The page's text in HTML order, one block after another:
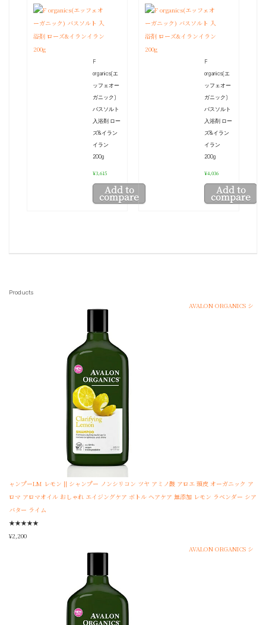
F
organics(エ
ッフェオー
ガニック)
バスソルト
入浴剤 ロー
ズ&イラン
イラン
200g
¥3,615
Add to
compare
F
organics(エ
ッフェオー
ガニック)
バスソルト
入浴剤 ロー
ズ&イラン
イラン
200g
¥4,036
Add to
compare
Products
AVALON ORGANICS シ
ャンプーLM レモン || シャンプー ノンシリコン ツヤ アミノ酸 アロエ 頭皮 オーガニック ア
ロマ アロマオイル おしゃれ エイジングケア ボトル ヘアケア 無添加 レモン ラベンダー シア
バター ライム
★★★★★
¥2,200
AVALON ORGANICS シ